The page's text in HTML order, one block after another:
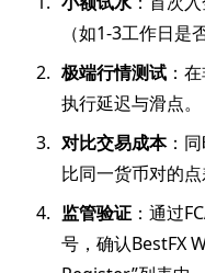
（如1-3工作日是
极端行情测试 ：
执行延迟与滑点。
对比交易成本：
比同一货币对的点
监管验证 ：通过
号，确认BestFX